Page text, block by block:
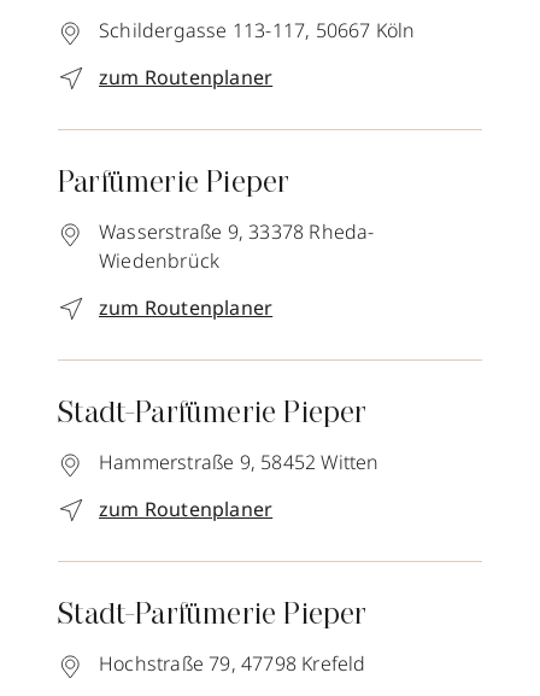
Schildergasse 113-117, 50667 Köln
zum Routenplaner
Parfümerie Pieper
Wasserstraße 9, 33378 Rheda-
Wiedenbrück
zum Routenplaner
Stadt-Parfümerie Pieper
Hammerstraße 9, 58452 Witten
zum Routenplaner
Stadt-Parfümerie Pieper
Hochstraße 79, 47798 Krefeld